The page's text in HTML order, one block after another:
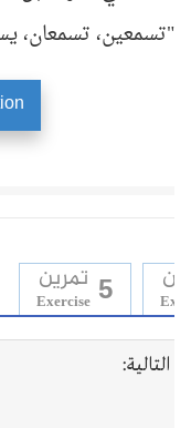
"تسمعين، تسمعان،